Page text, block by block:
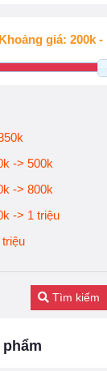
-> 500k
-> 800k
-> 1 triệu
Tìm kiếm